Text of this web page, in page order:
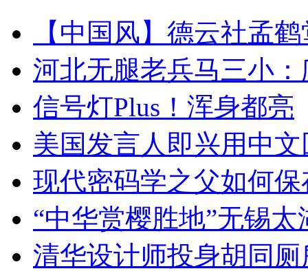
【中国风】德云社孟
河北无腿老兵马三小
信号灯Plus！浑身都亮
美国发言人即兴用中
现代密码学之父如何
“中华赏樱胜地”无锡
清华设计师投身胡同